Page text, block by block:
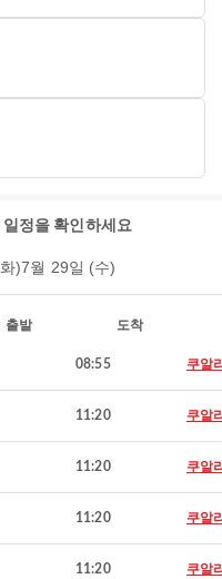
정을 확인하세요
)7월 29일 (수)
출발 도착
08:55 쿠알
11:20 쿠알
11:20 쿠알
11:20 쿠알
11:20 쿠알